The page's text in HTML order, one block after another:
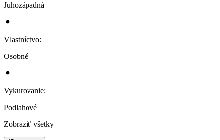
Juhozápadná
Vlastníctvo:
Osobné
Vykurovanie:
Podlahové
Zobraziť všetky